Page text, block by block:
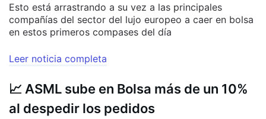
Esto está arrastrando a su vez a las principales
compañías del sector del lujo europeo a caer en bolsa
en estos primeros compases del día
Leer noticia completa
📈 ASML sube en Bolsa más de un 10%
al despedir los pedidos